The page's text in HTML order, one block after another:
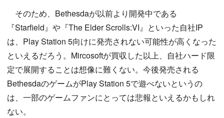
そのため、Bethesdaが以前より開発中である
『Starfield』や『The Elder Scrolls:VI』といった自社IP
は、Play Station 5向けに発売されない可能性が高くなった
といえるだろう。Mircosoftが買収した以上、自社ハード限
定で展開することは想像に難くない。今後発売される
BethesdaのゲームがPlay Station 5で遊べないというの
は、一部のゲームファンにとっては悲報といえるかもしれ
ない。